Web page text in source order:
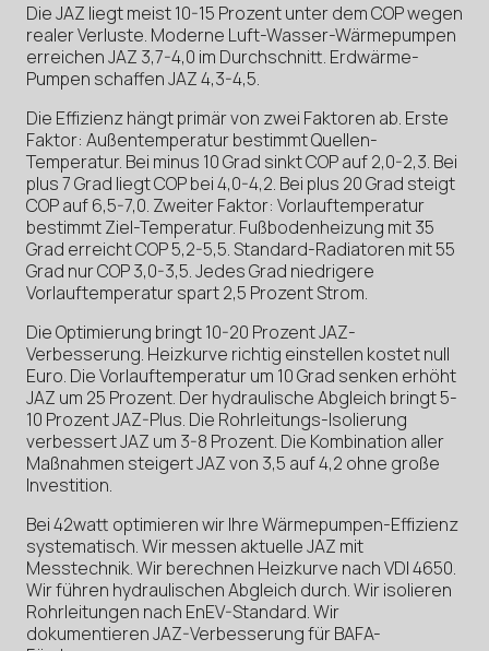
Die JAZ liegt meist 10-15 Prozent unter dem COP wegen
realer Verluste. Moderne Luft-Wasser-Wärmepumpen
erreichen JAZ 3,7-4,0 im Durchschnitt. Erdwärme-
Pumpen schaffen JAZ 4,3-4,5.
Die Effizienz hängt primär von zwei Faktoren ab. Erste
Faktor: Außentemperatur bestimmt Quellen-
Temperatur. Bei minus 10 Grad sinkt COP auf 2,0-2,3. Bei
plus 7 Grad liegt COP bei 4,0-4,2. Bei plus 20 Grad steigt
COP auf 6,5-7,0. Zweiter Faktor: Vorlauftemperatur
bestimmt Ziel-Temperatur. Fußbodenheizung mit 35
Grad erreicht COP 5,2-5,5. Standard-Radiatoren mit 55
Grad nur COP 3,0-3,5. Jedes Grad niedrigere
Vorlauftemperatur spart 2,5 Prozent Strom.
Die Optimierung bringt 10-20 Prozent JAZ-
Verbesserung. Heizkurve richtig einstellen kostet null
Euro. Die Vorlauftemperatur um 10 Grad senken erhöht
JAZ um 25 Prozent. Der hydraulische Abgleich bringt 5-
10 Prozent JAZ-Plus. Die Rohrleitungs-Isolierung
verbessert JAZ um 3-8 Prozent. Die Kombination aller
Maßnahmen steigert JAZ von 3,5 auf 4,2 ohne große
Investition.
Bei 42watt optimieren wir Ihre Wärmepumpen-Effizienz
systematisch. Wir messen aktuelle JAZ mit
Messtechnik. Wir berechnen Heizkurve nach VDI 4650.
Wir führen hydraulischen Abgleich durch. Wir isolieren
Rohrleitungen nach EnEV-Standard. Wir
dokumentieren JAZ-Verbesserung für BAFA-